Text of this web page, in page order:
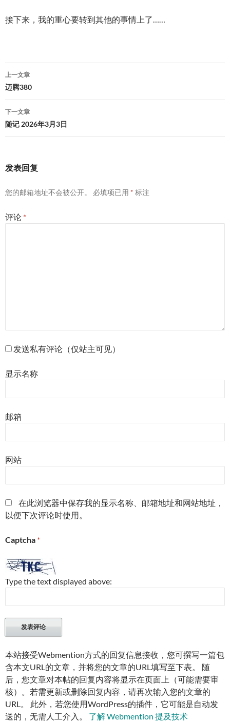
接下来，我的重心要转到其他的事情上了……
文
章
导
航
上一文章
迈腾380
下一文章
随记 2026年3月3日
发表回复
您的邮箱地址不会被公开。 必填项已用 * 标注
评论 *
发送私有评论（仅站主可见）
显示名称
邮箱
网站
在此浏览器中保存我的显示名称、邮箱地址和网站地址，
以便下次评论时使用。
Captcha *
Type the text displayed above:
本站接受Webmention方式的回复信息接收，您可撰写一篇包
含本文URL的文章，并将您的文章的URL填写至下表。 随
后，您文章对本帖的回复内容将显示在页面上（可能需要审
核）。若需更新或删除回复内容，请再次输入您的文章的
URL。 此外，若您使用WordPress的插件，它可能是自动发
送的，无需人工介入。 了解 Webmention 提及技术